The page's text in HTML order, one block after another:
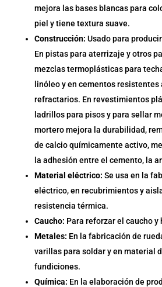
mejora las bases blancas para
piel y tiene textura suave.
Construcción: Usado para
En pistas para aterrizaje y otros
mezclas termoplásticas para
linóleo y en cementos resistentes
refractarios. En revestimientos
ladrillos para pisos y para sellar
mortero mejora la durabilidad,
de calcio químicamente activo,
la adhesión entre el cemento, la
Material eléctrico: Se usa en la
eléctrico, en recubrimientos y
resistencia térmica.
Caucho: Para reforzar el caucho
Metales: En la fabricación de
varillas para soldar y en material
fundiciones.
Química: En la elaboración de